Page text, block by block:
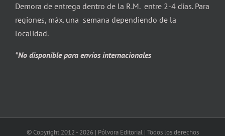
Demora de entrega dentro de la R.M. entre 2-4 días. Para
regiones, máx. una semana dependiendo de la
localidad.
*No disponible para envíos internacionales
© Copyright 2012 - 2026 | Pólvora Editorial | Todos los derechos